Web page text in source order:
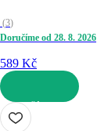
(3)
Doručíme od 28. 8. 2026
589 Kč
DO KOŠÍKU